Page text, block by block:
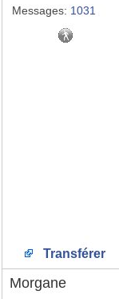
Messages: 1031
Transférer
Morgane